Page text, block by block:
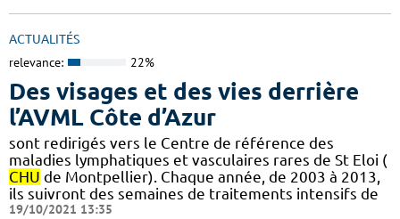
ACTUALITÉS
relevance: 22%
Des visages et des vies derrière
l’AVML Côte d’Azur
sont redirigés vers le Centre de référence des
maladies lymphatiques et vasculaires rares de St Eloi (
CHU de Montpellier). Chaque année, de 2003 à 2013,
ils suivront des semaines de traitements intensifs de
19/10/2021 13:35